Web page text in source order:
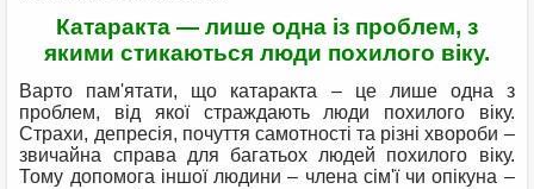
Катаракта — лише одна із проблем, з
якими стикаються люди похилого віку.
Варто пам'ятати, що катаракта – це лише одна з
проблем, від якої страждають люди похилого віку.
Страхи, депресія, почуття самотності та різні хвороби –
звичайна справа для багатьох людей похилого віку.
Тому допомога іншої людини – члена сім'ї чи опікуна –